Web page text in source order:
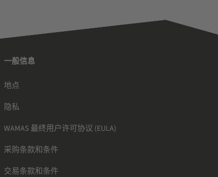
一般信息
地点
隐私
WAMAS 最终用户许可协议 (EULA)
采购条款和条件
交易条款和条件